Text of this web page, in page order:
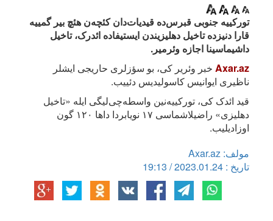
تورکییه جنوبی قبرس‌ده قیدیات‌دان کئچه‌ن هئچ بیر گمییه
قارا دنیزده تاخیل دهلیزیندن ایستیفاده ائد‌رک، تاخیل
داشیماسینا اجازه وئرمیر.
Axar.az خبر وئریر کی، بو سؤزلری حاریجی ایشلر
ناظیری ایوانیس کاسولیدیس دئییب.
قید ائدک کی، تورکییه‌نین واسطه‌چی‌لیگی ایله «تاخیل
دهلیزی» راضیلاشماسی ۱۷ نویابردا داها ۱۲۰ گون
اوزادیلیب.
مولف: Axar.az
تاریخ : 2023.01.24 / 19:13